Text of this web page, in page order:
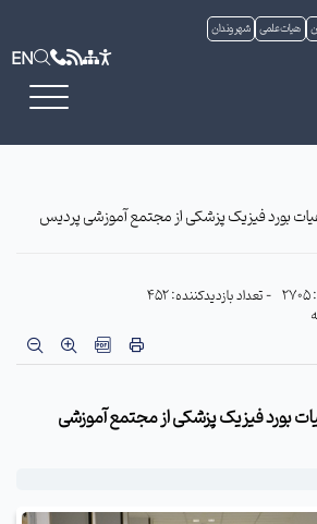
هیات علمی شهروندان
EN
بورد فیزیک پزشکی از مجتمع آموزشی پردیس
- تعداد بازدیدکننده: 452
بورد فیزیک پزشکی از مجتمع آموزشی